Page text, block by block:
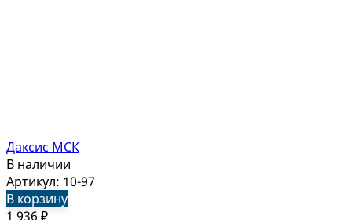
Даксис МСК
В наличии
Артикул: 10-97
В корзину
1 936 ₽